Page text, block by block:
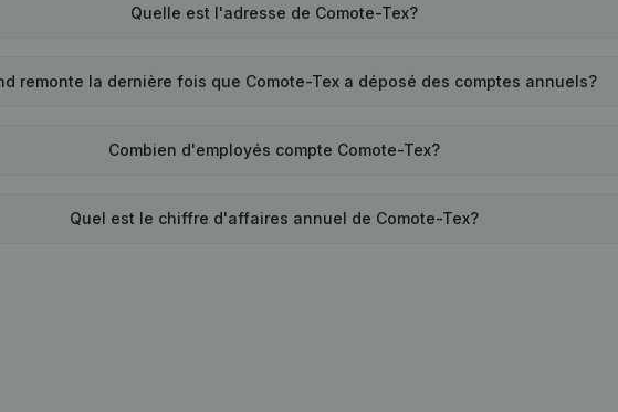
Quelle est l'adresse de Comote-Tex?
remonte la dernière fois que Comote-Tex a déposé des comptes annuels?
Combien d'employés compte Comote-Tex?
Quel est le chiffre d'affaires annuel de Comote-Tex?